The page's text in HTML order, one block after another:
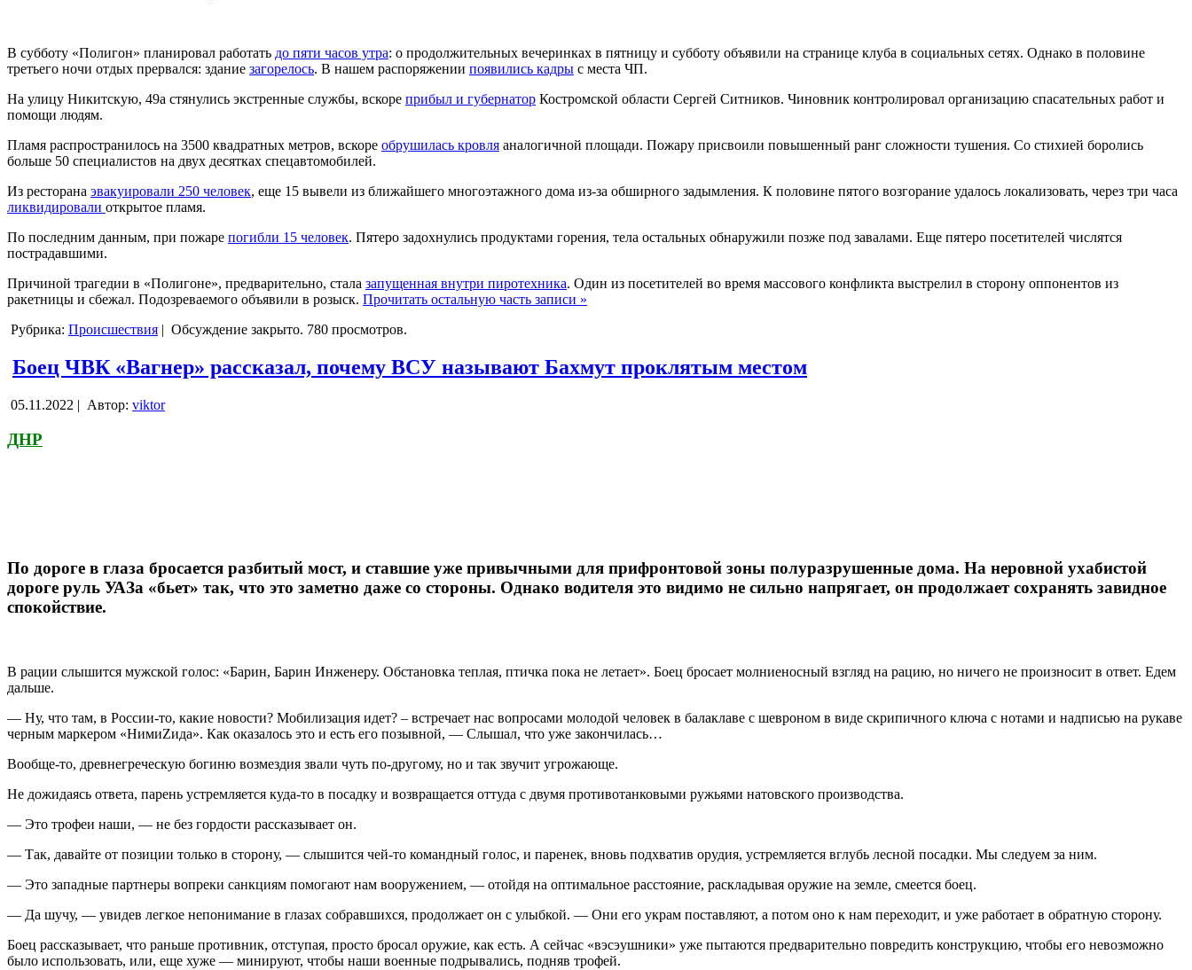
В субботу «Полигон» планировал работать до пяти часов утра: о продолжительных вечеринках в пятницу и субботу объявили на странице клуба в социальных сетях. Однако в половине
третьего ночи отдых прервался: здание загорелось. В нашем распоряжении появились кадры с места ЧП.
На улицу Никитскую, 49а стянулись экстренные службы, вскоре прибыл и губернатор Костромской области Сергей Ситников. Чиновник контролировал организацию спасательных работ и
помощи людям.
Пламя распространилось на 3500 квадратных метров, вскоре обрушилась кровля аналогичной площади. Пожару присвоили повышенный ранг сложности тушения. Со стихией боролись
больше 50 специалистов на двух десятках спецавтомобилей.
Из ресторана эвакуировали 250 человек, еще 15 вывели из ближайшего многоэтажного дома из-за обширного задымления. К половине пятого возгорание удалось локализовать, через три часа
ликвидировали открытое пламя.
По последним данным, при пожаре погибли 15 человек. Пятеро задохнулись продуктами горения, тела остальных обнаружили позже под завалами. Еще пятеро посетителей числятся
пострадавшими.
Причиной трагедии в «Полигоне», предварительно, стала запущенная внутри пиротехника. Один из посетителей во время массового конфликта выстрелил в сторону оппонентов из
ракетницы и сбежал. Подозреваемого объявили в розыск. Прочитать остальную часть записи »
Рубрика: Происшествия | Обсуждение закрыто. 780 просмотров.
Боец ЧВК «Вагнер» рассказал, почему ВСУ называют Бахмут проклятым местом
05.11.2022 | Автор: viktor
ДНР
По дороге в глаза бросается разбитый мост, и ставшие уже привычными для прифронтовой зоны полуразрушенные дома. На неровной ухабистой
дороге руль УАЗа «бьет» так, что это заметно даже со стороны. Однако водителя это видимо не сильно напрягает, он продолжает сохранять завидное
спокойствие.
В рации слышится мужской голос: «Барин, Барин Инженеру. Обстановка теплая, птичка пока не летает». Боец бросает молниеносный взгляд на рацию, но ничего не произносит в ответ. Едем
дальше.
— Ну, что там, в России-то, какие новости? Мобилизация идет? – встречает нас вопросами молодой человек в балаклаве с шевроном в виде скрипичного ключа с нотами и надписью на рукаве
черным маркером «НимиZида». Как оказалось это и есть его позывной, — Слышал, что уже закончилась…
Вообще-то, древнегреческую богиню возмездия звали чуть по-другому, но и так звучит угрожающе.
Не дожидаясь ответа, парень устремляется куда-то в посадку и возвращается оттуда с двумя противотанковыми ружьями натовского производства.
— Это трофеи наши, — не без гордости рассказывает он.
— Так, давайте от позиции только в сторону, — слышится чей-то командный голос, и паренек, вновь подхватив орудия, устремляется вглубь лесной посадки. Мы следуем за ним.
— Это западные партнеры вопреки санкциям помогают нам вооружением, — отойдя на оптимальное расстояние, раскладывая оружие на земле, смеется боец.
— Да шучу, — увидев легкое непонимание в глазах собравшихся, продолжает он с улыбкой. — Они его украм поставляют, а потом оно к нам переходит, и уже работает в обратную сторону.
Боец рассказывает, что раньше противник, отступая, просто бросал оружие, как есть. А сейчас «вэсэушники» уже пытаются предварительно повредить конструкцию, чтобы его невозможно
было использовать, или, еще хуже — минируют, чтобы наши военные подрывались, подняв трофей.